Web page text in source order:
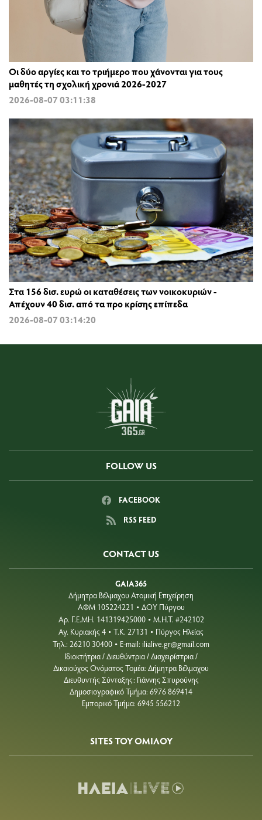
Οι δύο αργίες και το τριήμερο που χάνονται για τους
μαθητές τη σχολική χρονιά 2026-2027
2026-08-07 03:11:38
Στα 156 δισ. ευρώ οι καταθέσεις των νοικοκυριών -
Απέχουν 40 δισ. από τα προ κρίσης επίπεδα
2026-08-07 03:14:20
FOLLOW US
FACEBOOK
RSS FEED
CONTACT US
GAIA365
Δήμητρα Βέλμαχου Ατομική Επιχείρηση
ΑΦΜ 105224221 • ΔΟΥ Πύργου
Aρ. Γ.Ε.ΜΗ. 141319425000 • Μ.Η.Τ. #242102
Αγ. Κυριακής 4 • Τ.Κ. 27131 • Πύργος Ηλείας
Τηλ.: 26210 30400 • E-mail: ilialive.gr@gmail.com
Ιδιοκτήτρια / Διευθύντρια / Διαχειρίστρια /
Δικαιούχος Ονόματος Τομέα: Δήμητρα Βέλμαχου
Διευθυντής Σύνταξης: Γιάννης Σπυρούνης
Δημοσιογραφικό Τμήμα: 6976 869414
Εμπορικό Τμήμα: 6945 556212
SITES ΤΟΥ ΟΜΙΛΟΥ